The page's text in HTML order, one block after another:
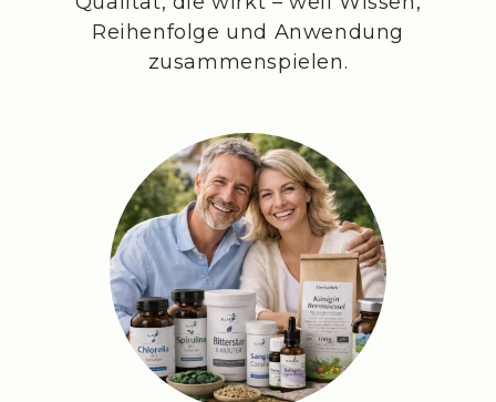
Reihenfolge und Anwendung
zusammenspielen.